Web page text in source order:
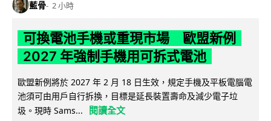
藍骨 2 小時
可換電池手機或重現市場 歐盟新例
2027 年強制手機用可拆式電池
歐盟新例將於 2027 年 2 月 18 日生效，規定手機及平板電腦電
池須可由用戶自行拆換，目標是延長裝置壽命及減少電子垃
圾。現時 Sams...
閱讀全文